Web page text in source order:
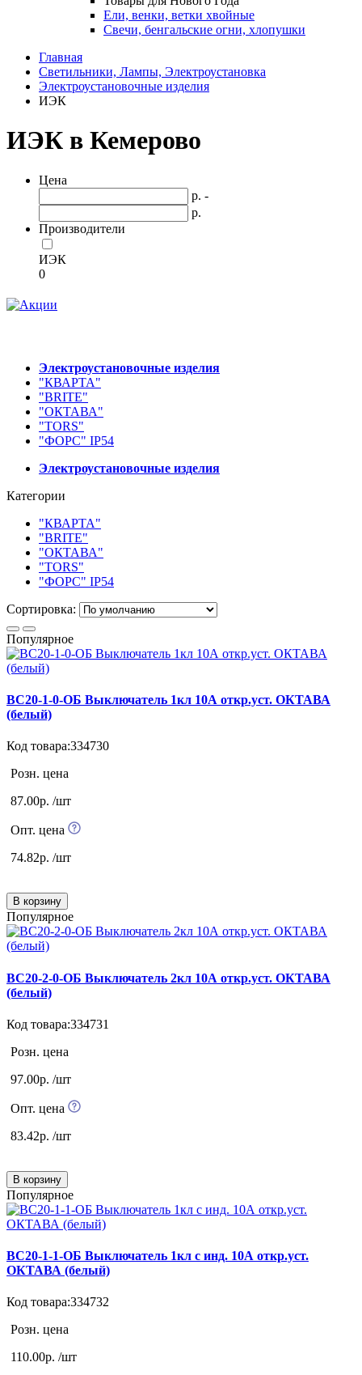
Ели, венки, ветки хвойные
Свечи, бенгальские огни, хлопушки
Главная
Светильники, Лампы, Электроустановка
Электроустановочные изделия
ИЭК
ИЭК в Кемерово
Цена
р. -
р.
Производители
ИЭК
0
Электроустановочные изделия
"КВАРТА"
"BRITE"
"ОКТАВА"
"TORS"
"ФОРС" IP54
Электроустановочные изделия
Категории
"КВАРТА"
"BRITE"
"ОКТАВА"
"TORS"
"ФОРС" IP54
Сортировка:
Популярное
ВС20-1-0-ОБ Выключатель 1кл 10А откр.уст. ОКТАВА
(белый)
Код товара:334730
Розн. цена
87.00р. /шт
Опт. цена
74.82р. /шт
В корзину
Популярное
ВС20-2-0-ОБ Выключатель 2кл 10А откр.уст. ОКТАВА
(белый)
Код товара:334731
Розн. цена
97.00р. /шт
Опт. цена
83.42р. /шт
В корзину
Популярное
ВС20-1-1-ОБ Выключатель 1кл с инд. 10А откр.уст.
ОКТАВА (белый)
Код товара:334732
Розн. цена
110.00р. /шт